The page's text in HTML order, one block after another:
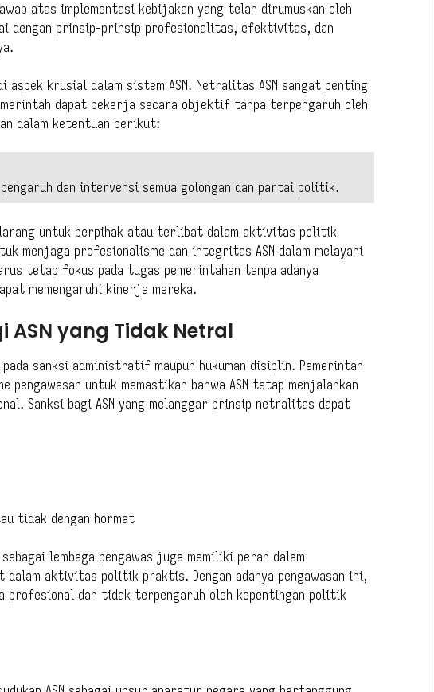
atas implementasi kebijakan yang telah dirumuskan oleh
dengan prinsip-prinsip profesionalitas, efektivitas, dan
krusial dalam sistem ASN. Netralitas ASN sangat penting
dapat bekerja secara objektif tanpa terpengaruh oleh
dalam ketentuan berikut:
dan intervensi semua golongan dan partai politik.
untuk berpihak atau terlibat dalam aktivitas politik
menjaga profesionalisme dan integritas ASN dalam melayani
tetap fokus pada tugas pemerintahan tanpa adanya
memengaruhi kinerja mereka.
yang Tidak Netral
sanksi administratif maupun hukuman disiplin. Pemerintah
pengawasan untuk memastikan bahwa ASN tetap menjalankan
Sanksi bagi ASN yang melanggar prinsip netralitas dapat
tidak dengan hormat
lembaga pengawas juga memiliki peran dalam
dalam aktivitas politik praktis. Dengan adanya pengawasan ini,
profesional dan tidak terpengaruh oleh kepentingan politik